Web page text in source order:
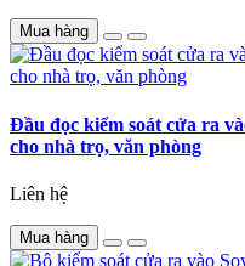
Mua hàng
Đầu đọc kiểm soát cửa ra
cho nhà trọ, văn phòng
Liên hệ
Mua hàng